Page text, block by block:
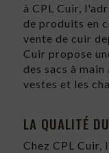
à CPL Cuir,
de produits en
vente de cuir
Cuir propose
des sacs à
vestes et les
LA QUALITÉ
Chez CPL